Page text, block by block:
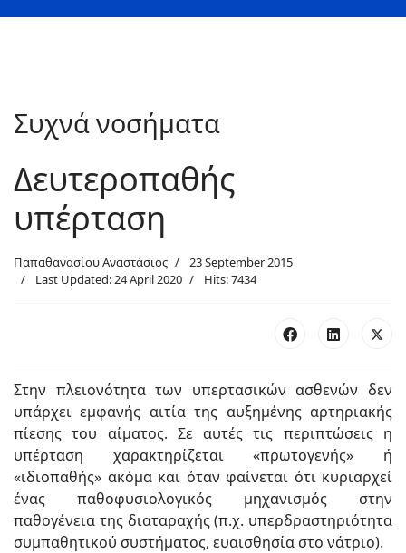
Συχνά νοσήματα
Δευτεροπαθής
υπέρταση
Παπαθανασίου Αναστάσιος
23 September 2015
Last Updated: 24 April 2020
Hits: 7434
Στην πλειονότητα των υπερτασικών ασθενών δεν
υπάρχει εμφανής αιτία της αυξημένης αρτηριακής
πίεσης του αίματος. Σε αυτές τις περιπτώσεις η
υπέρταση χαρακτηρίζεται «πρωτογενής» ή
«ιδιοπαθής» ακόμα και όταν φαίνεται ότι κυριαρχεί
ένας παθοφυσιολογικός μηχανισμός στην
παθογένεια της διαταραχής (π.χ. υπερδραστηριότητα
συμπαθητικού συστήματος, ευαισθησία στο νάτριο).